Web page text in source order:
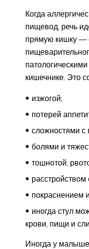
Когда
пищевод, речь
прямую кишку —
кишечнике. Это
изжогой;
потерей
сложностями с
болями и
тошнотой,
расстройством
покраснением
иногда стул
крови, пищи и
Иногда у